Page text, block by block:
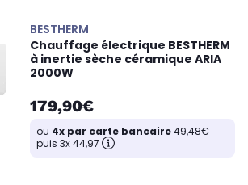
BESTHERM
Chauffage électrique BESTHERM
à inertie sèche céramique ARIA
2000W
179,90€
ou 4x par carte bancaire49,48€
puis 3x 44,97